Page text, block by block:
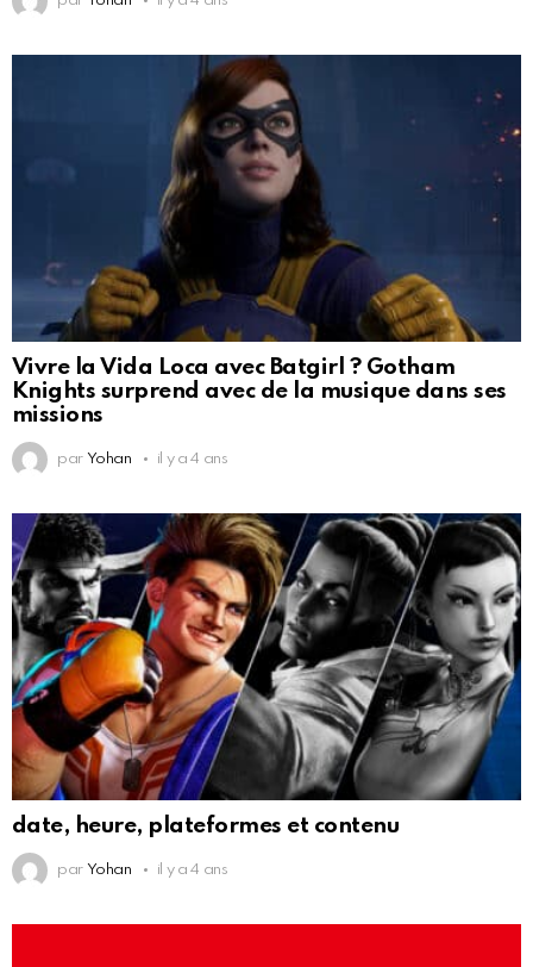
Vivre la Vida Loca avec Batgirl ? Gotham
Knights surprend avec de la musique dans ses
missions
par Yohan il y a 4 ans
date, heure, plateformes et contenu
par Yohan il y a 4 ans